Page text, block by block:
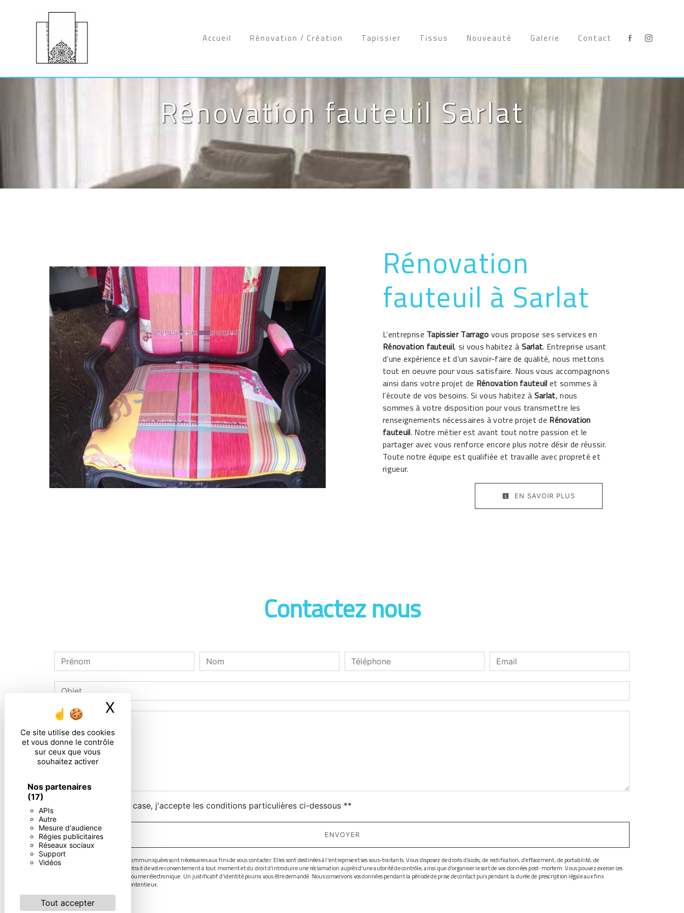
Ce site utilise des cookies
et vous donne le contrôle
sur ceux que vous
souhaitez activer
Nos partenaires
(17)
APIs
Autre
Mesure d'audience
Régies publicitaires
Réseaux sociaux
Support
Vidéos
Tout accepter
X Masquer le bandeau des cookies
Accueil Rénovation / Création Tapissier Tissus Nouveauté Galerie Contact
Rénovation fauteuil Sarlat
Rénovation
fauteuil à Sarlat
L’entreprise Tapissier Tarrago vous propose ses services en
Rénovation fauteuil, si vous habitez à Sarlat. Entreprise usant
d’une expérience et d’un savoir-faire de qualité, nous mettons
tout en oeuvre pour vous satisfaire. Nous vous accompagnons
ainsi dans votre projet de Rénovation fauteuil et sommes à
l’écoute de vos besoins. Si vous habitez à Sarlat, nous
sommes à votre disposition pour vous transmettre les
renseignements nécessaires à votre projet de Rénovation
fauteuil. Notre métier est avant tout notre passion et le
partager avec vous renforce encore plus notre désir de réussir.
Toute notre équipe est qualifiée et travaille avec propreté et
rigueur.
EN SAVOIR PLUS
Contactez nous
En cochant cette case, j'accepte les conditions particulières ci-dessous **
ENVOYER
** Les données personnelles communiquées sont nécessaires aux fins de vous contacter. Elles sont destinées à l'entreprise et ses sous-traitants. Vous disposez de droits d’accès, de rectification, d’effacement, de portabilité, de
limitation, d’opposition, de retrait de votre consentement à tout moment et du droit d’introduire une réclamation auprès d’une autorité de contrôle, ainsi que d’organiser le sort de vos données post-mortem. Vous pouvez exercer ces
droits par voie postale ou par courrier électronique. Un justificatif d'identité pourra vous être demandé. Nous conservons vos données pendant la période de prise de contact puis pendant la durée de prescription légale aux fins
probatoire et de gestion des contentieux.